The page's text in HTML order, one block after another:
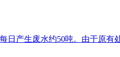
产生废水约50吨。由于原有